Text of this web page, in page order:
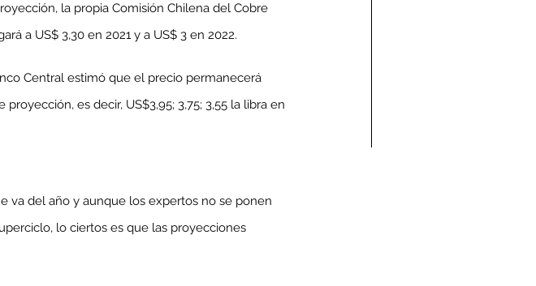
Humberto Vega Rivera
(Q.E.P.D.)
la propia Comisión Chilena del Cobre
a US$ 3,30 en 2021 y a US$ 3 en 2022.
Central estimó que el precio permanecerá
es decir, US$3,95; 3,75; 3,55 la libra en
va del año y aunque los expertos no se ponen
lo ciertos es que las proyecciones